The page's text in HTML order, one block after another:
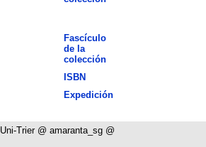
Fascículo
de la
colección
ISBN
Expedición
Uni-Trier @ amaranta_sg @